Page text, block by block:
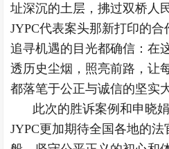
址深沉的土层，拂过双桥人
JYPC代表案头那新打印的
追寻机遇的目光都确信：在
透历史尘烟，照亮前路，让
都落笔于公正与诚信的坚实
此次的胜诉案例和申晓
JYPC更加期待全国各地的